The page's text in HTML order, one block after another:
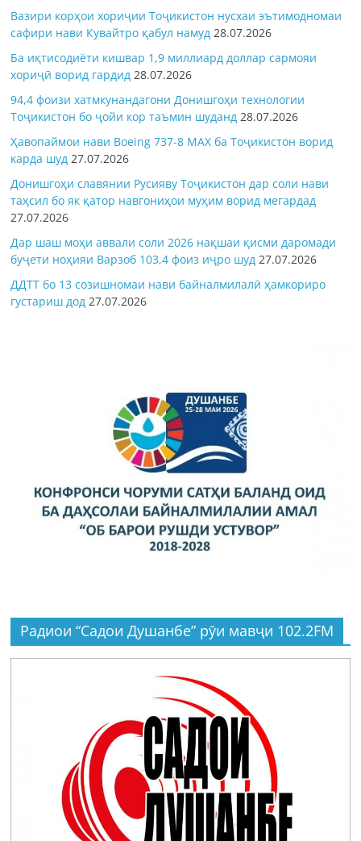
Вазири корҳои хориҷии Тоҷикистон нусхаи эътимодномаи
сафири нави Кувайтро қабул намуд 28.07.2026
Ба иқтисодиёти кишвар 1,9 миллиард доллар сармояи
хориҷӣ ворид гардид 28.07.2026
94,4 фоизи хатмкунандагони Донишгоҳи технологии
Тоҷикистон бо ҷойи кор таъмин шуданд 28.07.2026
Ҳавопаймои нави Boeing 737-8 MAX ба Тоҷикистон ворид
карда шуд 27.07.2026
Донишгоҳи славянии Русияву Тоҷикистон дар соли нави
таҳсил бо як қатор навгониҳои муҳим ворид мегардад
27.07.2026
Дар шаш моҳи аввали соли 2026 нақшаи қисми даромади
буҷети ноҳияи Варзоб 103,4 фоиз иҷро шуд 27.07.2026
ДДТТ бо 13 созишномаи нави байналмилалӣ ҳамкориро
густариш дод 27.07.2026
Радиои “Садои Душанбе” рӯи мавҷи 102.2FM